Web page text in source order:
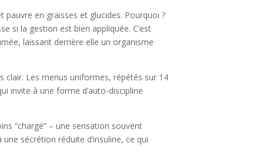
en graisses et glucides. Pourquoi ?
si la gestion est bien appliquée. C’est
laissant derrière elle un organisme
clair. Les menus uniformes, répétés sur 14
invite à une forme d’auto-discipline
“chargé” – une sensation souvent
sécrétion réduite d’insuline, ce qui